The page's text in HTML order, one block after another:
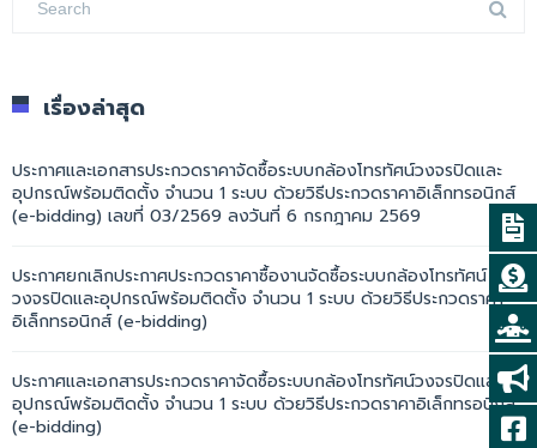
เรื่องล่าสุด
ประกาศและเอกสารประกวดราคาจัดซื้อระบบกล้องโทรทัศน์วงจรปิดและ
อุปกรณ์พร้อมติดตั้ง จำนวน 1 ระบบ ด้วยวิธีประกวดราคาอิเล็กทรอนิกส์
(e-bidding) เลขที่ 03/2569 ลงวันที่ 6 กรกฎาคม 2569
ประกาศยกเลิกประกาศประกวดราคาซื้องานจัดซื้อระบบกล้องโทรทัศน์
วงจรปิดและอุปกรณ์พร้อมติดตั้ง จำนวน 1 ระบบ ด้วยวิธีประกวดราคา
อิเล็กทรอนิกส์ (e-bidding)
ประกาศและเอกสารประกวดราคาจัดซื้อระบบกล้องโทรทัศน์วงจรปิดและ
อุปกรณ์พร้อมติดตั้ง จำนวน 1 ระบบ ด้วยวิธีประกวดราคาอิเล็กทรอนิกส์
(e-bidding)